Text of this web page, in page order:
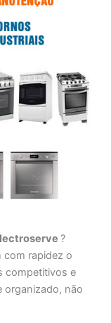
?
com rapidez o
competitivos e
organizado, não